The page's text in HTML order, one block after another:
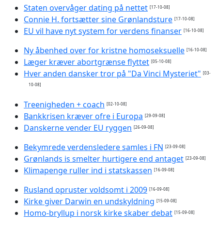
Staten overvåger dating på nettet [17-10-08]
Connie H. fortsætter sine Grønlandsture [17-10-08]
EU vil have nyt system for verdens finanser [16-10-08]
Ny åbenhed over for kristne homoseksuelle [16-10-08]
Læger kræver abortgrænse flyttet [05-10-08]
Hver anden dansker tror på "Da Vinci Mysteriet" [03-
10-08]
Treenigheden + coach [02-10-08]
Bankkrisen kræver ofre i Europa [29-09-08]
Danskerne vender EU ryggen [26-09-08]
Bekymrede verdensledere samles i FN [23-09-08]
Grønlands is smelter hurtigere end antaget [23-09-08]
Klimapenge ruller ind i statskassen [16-09-08]
Rusland opruster voldsomt i 2009 [16-09-08]
Kirke giver Darwin en undskyldning [15-09-08]
Homo-bryllup i norsk kirke skaber debat [15-09-08]